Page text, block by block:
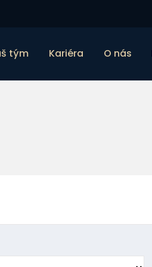
tým Kariéra O nás